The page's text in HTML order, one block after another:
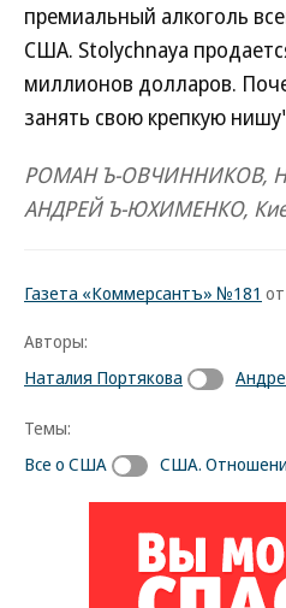
премиальный алкоголь
США. Stolychnaya
миллионов долларов.
занять свою крепкую
РОМАН Ъ-ОВЧИННИКОВ,
АНДРЕЙ Ъ-ЮХИМЕНКО,
Газета «Коммерсантъ» №181
Авторы:
Наталия Портякова
Темы:
Все о США
США.